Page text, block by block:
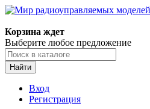
Корзина ждет
Выберите любое предложение
Найти
Вход
Регистрация